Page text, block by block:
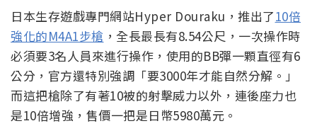
日本生存遊戲專門網站Hyper Douraku，推出了10倍
強化的M4A1步槍 ，全長最長有8.54公尺，一次操作時
必須要3名人員來進行操作，使用的BB彈一顆直徑有6
公分，官方還特別強調「要3000年才能自然分解。」
而這把槍除了有著10被的射擊威力以外，連後座力也
是10倍增強，售價一把是日幣5980萬元。